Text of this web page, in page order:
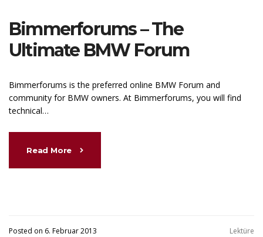
Bimmerforums – The
Ultimate BMW Forum
Bimmerforums is the preferred online BMW Forum and
community for BMW owners. At Bimmerforums, you will find
technical…
Read More
Posted on 6. Februar 2013 Lektüre